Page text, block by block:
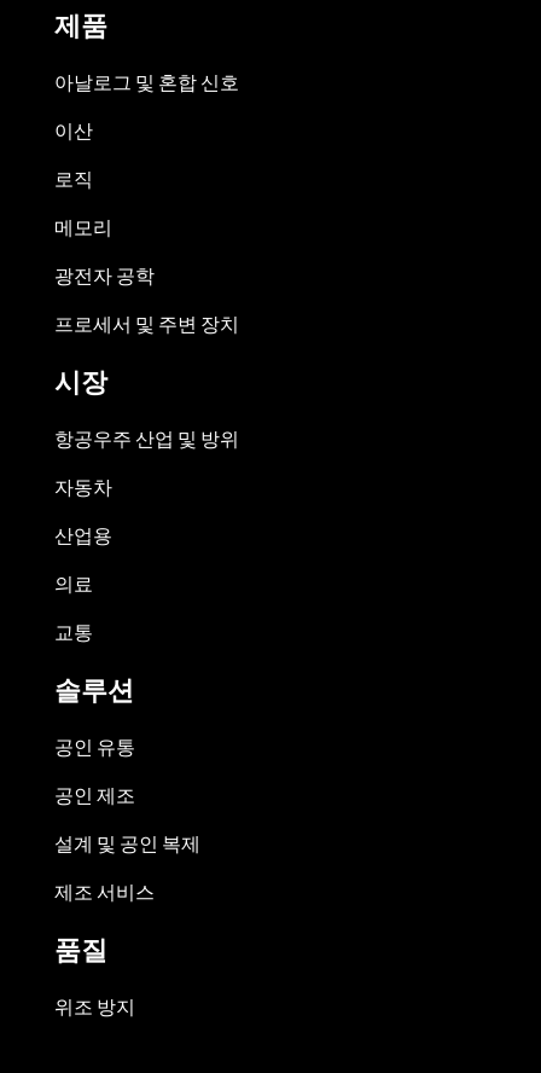
제품
아날로그 및 혼합 신호
이산
로직
메모리
광전자 공학
프로세서 및 주변 장치
시장
항공우주 산업 및 방위
자동차
산업용
의료
교통
솔루션
공인 유통
공인 제조
설계 및 공인 복제
제조 서비스
품질
위조 방지